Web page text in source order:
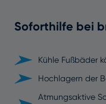
Soforthilfe bei
Kühle Fußbäder
Hochlagern der
Atmungsaktive